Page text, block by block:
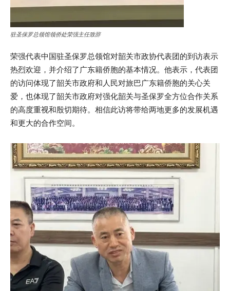
驻圣保罗总领馆领侨处荣强主任致辞
荣强代表中国驻圣保罗总领馆对韶关市政协代表团的到访表示
热烈欢迎，并介绍了广东籍侨胞的基本情况。他表示，代表团
的访问体现了韶关市政府和人民对旅巴广东籍侨胞的关心关
爱，也体现了韶关市政府对强化韶关与圣保罗全方位合作关系
的高度重视和殷切期待。相信此访将带给两地更多的发展机遇
和更大的合作空间。